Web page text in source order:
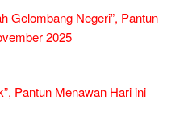
Gelombang Negeri”, Pantun
2025
Pantun Menawan Hari ini